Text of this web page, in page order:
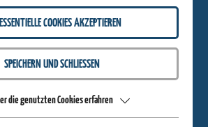
FÜR DEINE BEWERBUNG
ansehen und dich zeitnah kontaktieren.
ERLEBNISBERGE?
COOKIES AKZEPTIEREN
SPEICHERN UND SCHLIESSEN
die genutzten Cookies erfahren